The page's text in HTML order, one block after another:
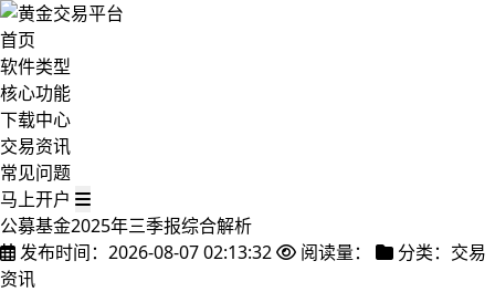
首页
软件类型
核心功能
下载中心
交易资讯
常见问题
马上开户
公募基金2025年三季报综合解析
发布时间：2026-08-07 02:13:32
阅读量：
分类：交易
资讯